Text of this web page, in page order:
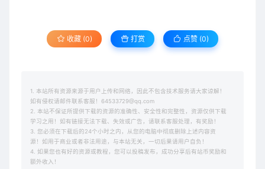
收藏 (0) 打赏 点赞 (0)
1. 本站所有资源来源于用户上传和网络，因此不包含技术服务请大家谅解！
如有侵权请邮件联系客服！64533729@qq.com
2. 本站不保证所提供下载的资源的准确性、安全性和完整性，资源仅供下载
学习之用！如有链接无法下载、失效或广告，请联系客服处理，有奖励！
3. 您必须在下载后的24个小时之内，从您的电脑中彻底删除上述内容资
源！如用于商业或者非法用途，与本站无关，一切后果请用户自负！
4. 如果您也有好的资源或教程，您可以投稿发布，成功分享后有站币奖励和
额外收入！